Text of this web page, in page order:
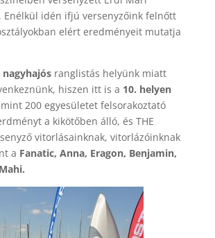
Enélkül idén ifjú versenyzőink felnőtt
elért eredményeit mutatja
nagyhajósranglistás helyünk miatt
hiszen itt is a 10. helyen
200 egyesületet felsorakoztató
a kikötőben álló, és THE
vitorlásainknak, vitorlázóinknak
a Fanatic, Anna, Eragon, Benjamin,